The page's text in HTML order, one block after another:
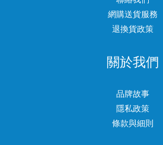
網購送貨服務
退換貨政策
關於我們
品牌故事
隱私政策
條款與細則